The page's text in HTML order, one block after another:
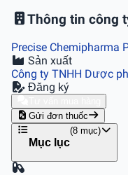
Thông tin công
Precise Chemipharma
Sản xuất
Công ty TNHH Dược
Đăng ký
Gửi đơn thuốc
Mục lục
(8 mục)